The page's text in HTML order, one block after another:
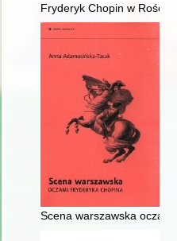
Fryderyk Chopin w
Scena warszawska